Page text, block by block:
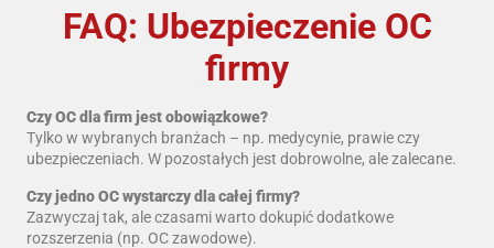
FAQ: Ubezpieczenie OC
firmy
Czy OC dla firm jest obowiązkowe?
Tylko w wybranych branżach – np. medycynie, prawie czy
ubezpieczeniach. W pozostałych jest dobrowolne, ale zalecane.
Czy jedno OC wystarczy dla całej firmy?
Zazwyczaj tak, ale czasami warto dokupić dodatkowe
rozszerzenia (np. OC zawodowe).